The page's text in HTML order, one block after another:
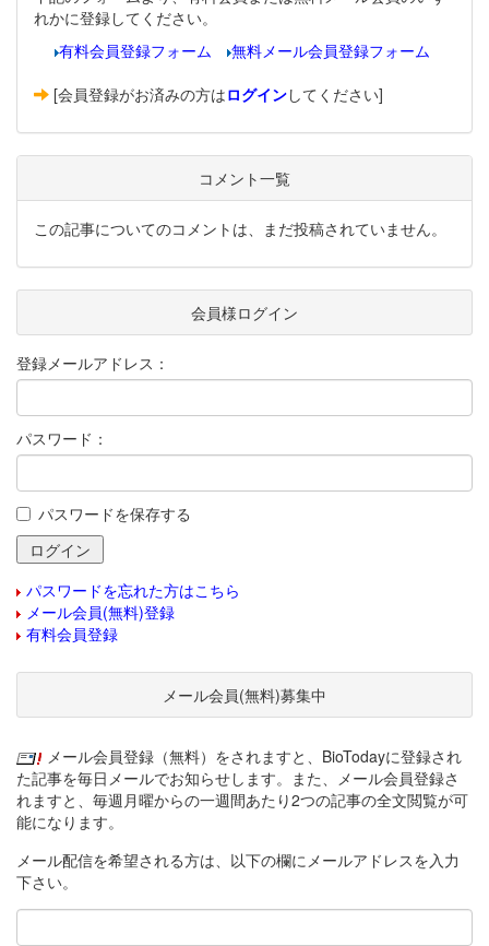
れかに登録してください。
有料会員登録フォーム
無料メール会員登録フォーム
[会員登録がお済みの方はログインしてください]
コメント一覧
この記事についてのコメントは、まだ投稿されていません。
会員様ログイン
登録メールアドレス：
パスワード：
パスワードを保存する
パスワードを忘れた方はこちら
メール会員(無料)登録
有料会員登録
メール会員(無料)募集中
メール会員登録（無料）をされますと、BioTodayに登録され
た記事を毎日メールでお知らせします。また、メール会員登録さ
れますと、毎週月曜からの一週間あたり2つの記事の全文閲覧が可
能になります。
メール配信を希望される方は、以下の欄にメールアドレスを入力
下さい。